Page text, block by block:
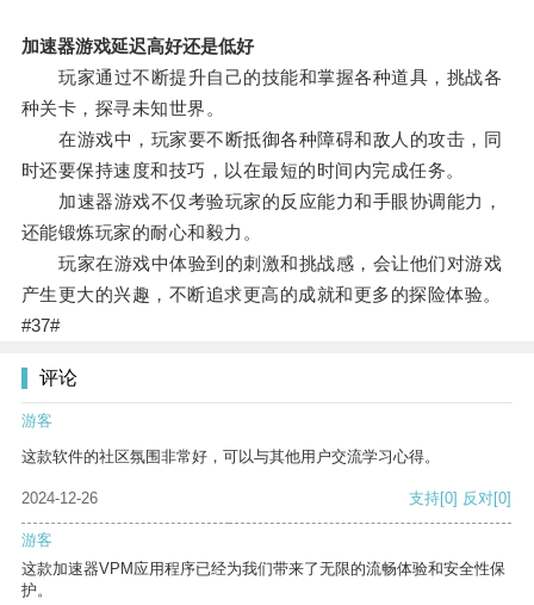
加速器游戏延迟高好还是低好
玩家通过不断提升自己的技能和掌握各种道具，挑战各
种关卡，探寻未知世界。
在游戏中，玩家要不断抵御各种障碍和敌人的攻击，同
时还要保持速度和技巧，以在最短的时间内完成任务。
加速器游戏不仅考验玩家的反应能力和手眼协调能力，
还能锻炼玩家的耐心和毅力。
玩家在游戏中体验到的刺激和挑战感，会让他们对游戏
产生更大的兴趣，不断追求更高的成就和更多的探险体验。
#37#
评论
游客
这款软件的社区氛围非常好，可以与其他用户交流学习心得。
2024-12-26 支持[0] 反对[0]
游客
这款加速器VPM应用程序已经为我们带来了无限的流畅体验和安全性保
护。